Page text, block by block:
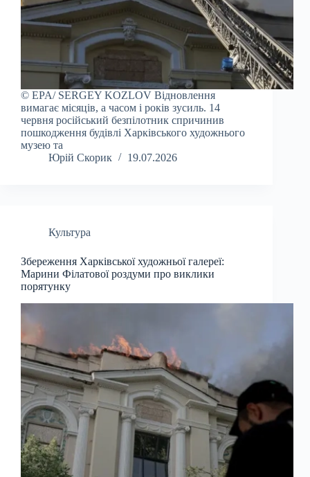
© EPA/ SERGEY KOZLOV Відновлення
вимагає місяців, а часом і років зусиль. 14
червня російський безпілотник спричинив
пошкодження будівлі Харківського художнього
музею та
Юрій Скорик
19.07.2026
Культура
Збереження Харківської художньої галереї:
Марини Філатової роздуми про виклики
порятунку